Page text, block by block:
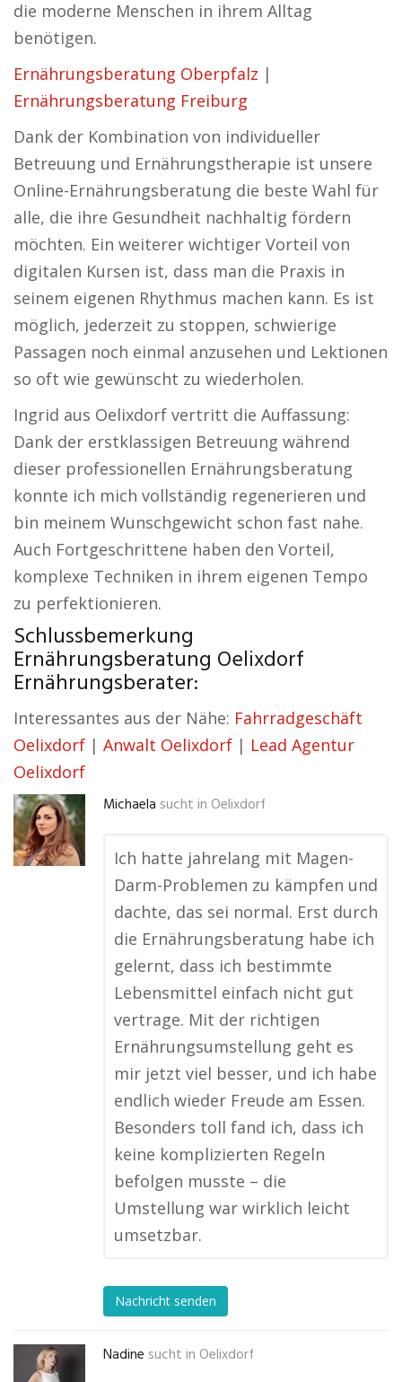
die moderne Menschen in ihrem Alltag
benötigen.
Ernährungsberatung Oberpfalz |
Ernährungsberatung Freiburg
Dank der Kombination von individueller
Betreuung und Ernährungstherapie ist unsere
Online-Ernährungsberatung die beste Wahl für
alle, die ihre Gesundheit nachhaltig fördern
möchten. Ein weiterer wichtiger Vorteil von
digitalen Kursen ist, dass man die Praxis in
seinem eigenen Rhythmus machen kann. Es ist
möglich, jederzeit zu stoppen, schwierige
Passagen noch einmal anzusehen und Lektionen
so oft wie gewünscht zu wiederholen.
Ingrid aus Oelixdorf vertritt die Auffassung:
Dank der erstklassigen Betreuung während
dieser professionellen Ernährungsberatung
konnte ich mich vollständig regenerieren und
bin meinem Wunschgewicht schon fast nahe.
Auch Fortgeschrittene haben den Vorteil,
komplexe Techniken in ihrem eigenen Tempo
zu perfektionieren.
Schlussbemerkung
Ernährungsberatung Oelixdorf
Ernährungsberater:
Interessantes aus der Nähe: Fahrradgeschäft
Oelixdorf | Anwalt Oelixdorf | Lead Agentur
Oelixdorf
Michaela sucht in Oelixdorf
Ich hatte jahrelang mit Magen-
Darm-Problemen zu kämpfen und
dachte, das sei normal. Erst durch
die Ernährungsberatung habe ich
gelernt, dass ich bestimmte
Lebensmittel einfach nicht gut
vertrage. Mit der richtigen
Ernährungsumstellung geht es
mir jetzt viel besser, und ich habe
endlich wieder Freude am Essen.
Besonders toll fand ich, dass ich
keine komplizierten Regeln
befolgen musste – die
Umstellung war wirklich leicht
umsetzbar.
Nachricht senden
Nadine sucht in Oelixdorf